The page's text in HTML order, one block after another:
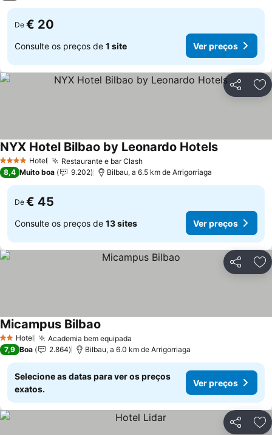
De € 20
Consulte os preços de 1 site Ver preços
Partilhar
4 EstrelasHotel Restaurante e bar ClashVer preços
NYX Hotel Bilbao by Leonardo HotelsVer preços
8,4 Muito boa 9.202 Bilbau, a 6.5 km de Arrigorriaga
De € 45
Consulte os preços de 13 sites Ver preços
Partilhar
2 Estrelas
Hotel Academia bem equipada
Micampus Bilbao
7,9 Boa 2.864 Bilbau, a 6.0 km de Arrigorriaga
Selecione as datas para ver os preços
exatos.
Ver preços
Partilhar